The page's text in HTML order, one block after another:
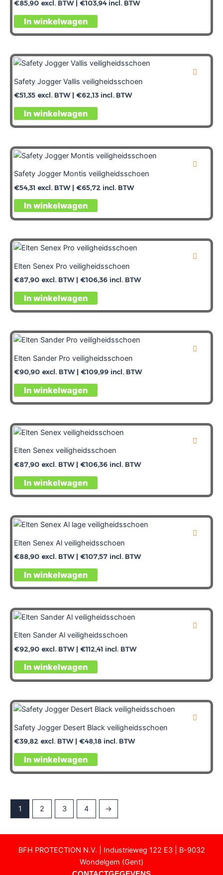
€85,90 excl. BTW | €103,94incl. BTW
In winkelwagen
Safety Jogger Vallis veiligheidsschoen
€51,35 excl. BTW | €62,13 incl. BTW
In winkelwagen
Safety Jogger Montis veiligheidsschoen
€54,31 excl. BTW | €65,72 incl. BTW
In winkelwagen
Elten Senex Pro veiligheidsschoen
€87,90 excl. BTW | €106,36 incl. BTW
In winkelwagen
Elten Sander Pro veiligheidsschoen
€90,90 excl. BTW | €109,99 incl. BTW
In winkelwagen
Elten Senex veiligheidsschoen
€87,90 excl. BTW | €106,36 incl. BTW
In winkelwagen
Elten Senex Al veiligheidsschoen
€88,90 excl. BTW | €107,57 incl. BTW
In winkelwagen
Elten Sander Al veiligheidsschoen
€92,90 excl. BTW | €112,41 incl. BTW
In winkelwagen
Safety Jogger Desert Black veiligheidsschoen
€39,82 excl. BTW | €48,18 incl. BTW
In winkelwagen
1 2 3 4 →
BFH PROTECTION N.V. | Industrieweg 122 E3 | B-9032
Wondelgem (Gent)